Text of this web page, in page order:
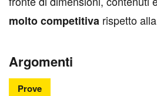
molto competitiva rispetto
Argomenti
Prove